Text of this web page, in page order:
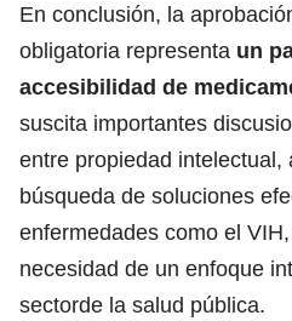
En conclusión, la
obligatoria representa un
accesibilidad de
suscita importantes
entre propiedad intelectual,
búsqueda de soluciones
enfermedades como el
necesidad de un enfoque
sectorde la salud pública.